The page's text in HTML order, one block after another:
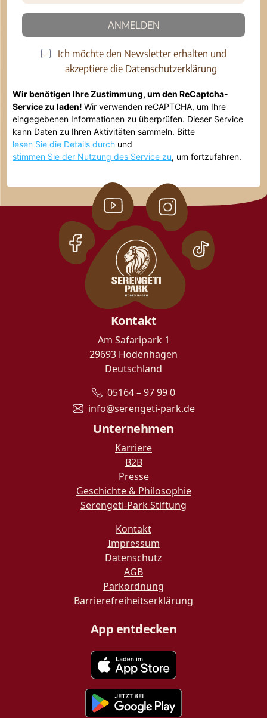
ANMELDEN
Ich möchte den Newsletter erhalten und
akzeptiere die Datenschutzerklärung
Wir benötigen Ihre Zustimmung, um den ReCaptcha-
Service zu laden! Wir verwenden reCAPTCHA, um Ihre
eingegebenen Informationen zu überprüfen. Dieser Service
kann Daten zu Ihren Aktivitäten sammeln. Bitte
lesen Sie die Details durch und
stimmen Sie der Nutzung des Service zu, um fortzufahren.
Kontakt
Am Safaripark 1
29693 Hodenhagen
Deutschland
05164 – 97 99 0
info@serengeti-park.de
Unternehmen
Karriere
B2B
Presse
Geschichte & Philosophie
Serengeti-Park Stiftung
Kontakt
Impressum
Datenschutz
AGB
Parkordnung
Barrierefreiheitserklärung
App entdecken